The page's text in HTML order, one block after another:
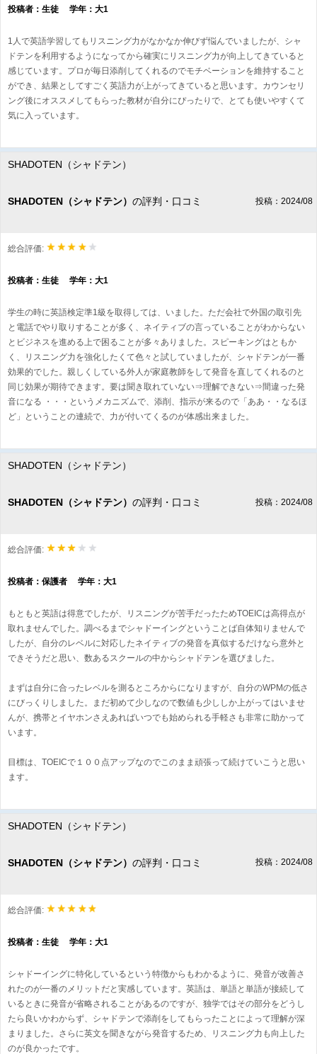
投稿者：生徒 学年：大1
1人で英語学習してもリスニング力がなかなか伸びず悩んでいましたが、シャ
ドテンを利用するようになってから確実にリスニング力が向上してきていると
感じています。プロが毎日添削してくれるのでモチベーションを維持すること
ができ、結果としてすごく英語力が上がってきていると思います。カウンセリ
ング後にオススメしてもらった教材が自分にぴったりで、とても使いやすくて
気に入っています。
SHADOTEN（シャドテン）
SHADOTEN（シャドテン） の評判・口コミ 投稿：2024/08
総合評価:
投稿者：生徒 学年：大1
学生の時に英語検定準1級を取得しては、いました。ただ会社で外国の取引先
と電話でやり取りすることが多く、ネイティブの言っていることがわからない
とビジネスを進める上で困ることが多々ありました。スピーキングはともか
く、リスニング力を強化したくて色々と試していましたが、シャドテンが一番
効果的でした。親しくしている外人が家庭教師をして発音を直してくれるのと
同じ効果が期待できます。要は聞き取れていない⇒理解できない⇒間違った発
音になる ・・・というメカニズムで、添削、指示が来るので「ああ・・なるほ
ど」ということの連続で、力が付いてくるのが体感出来ました。
SHADOTEN（シャドテン）
SHADOTEN（シャドテン） の評判・口コミ 投稿：2024/08
総合評価:
投稿者：保護者 学年：大1
もともと英語は得意でしたが、リスニングが苦手だったためTOEICは高得点が
取れませんでした。調べるまでシャドーイングということば自体知りませんで
したが、自分のレベルに対応したネイティブの発音を真似するだけなら意外と
できそうだと思い、数あるスクールの中からシャドテンを選びました。
まずは自分に合ったレベルを測るところからになりますが、自分のWPMの低さ
にびっくりしました。まだ初めて少しなので数値も少ししか上がってはいませ
んが、携帯とイヤホンさえあればいつでも始められる手軽さも非常に助かって
います。
目標は、TOEICで１００点アップなのでこのまま頑張って続けていこうと思い
ます。
SHADOTEN（シャドテン）
SHADOTEN（シャドテン） の評判・口コミ 投稿：2024/08
総合評価:
投稿者：生徒 学年：大1
シャドーイングに特化しているという特徴からもわかるように、発音が改善さ
れたのが一番のメリットだと実感しています。英語は、単語と単語が接続して
いるときに発音が省略されることがあるのですが、独学ではその部分をどうし
たら良いかわからず、シャドテンで添削をしてもらったことによって理解が深
まりました。さらに英文を聞きながら発音するため、リスニング力も向上した
のが良かったです。